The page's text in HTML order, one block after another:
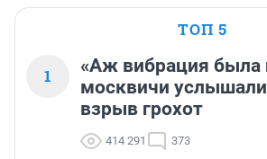
ТОП 5
1
«Аж вибрация была
москвичи
взрыв грохот
414 291 373